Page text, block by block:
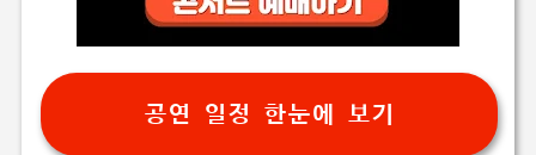
공연 일정 한눈에 보기